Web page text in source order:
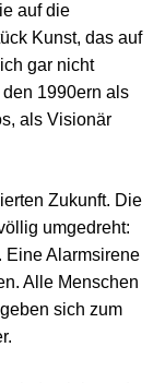
auf die
Kunst, das auf
gar nicht
1990ern als
als Visionär
Zukunft. Die
umgedreht:
Eine Alarmsirene
Alle Menschen
sich zum